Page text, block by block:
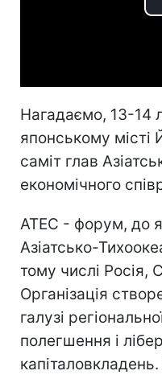
Нагадаємо, 13-14
японському місті
саміт глав
економічного
АТЕС - форум, до
Азіатсько-
тому числі Росія,
Організація
галузі
полегшення і